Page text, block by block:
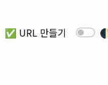
✅ URL 만들기